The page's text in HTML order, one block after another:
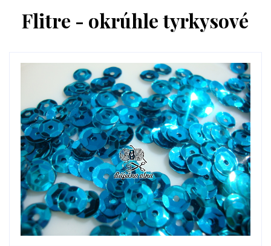
Flitre - okrúhle tyrkysové